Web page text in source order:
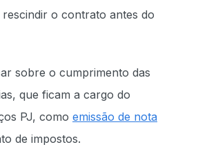
o contrato antes do
sobre o cumprimento das
que ficam a cargo do
PJ, como emissão de nota
de impostos.